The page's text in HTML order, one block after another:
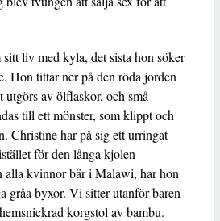
liv med kyla, det sista hon söker
Hon tittar ner på den röda jorden
utgörs av ölflaskor, och små
till ett mönster, som klippt och
Christine har på sig ett urringat
för den långa kjolen
alla kvinnor bär i Malawi, har hon
gråa byxor. Vi sitter utanför baren
korgstol av bambu.